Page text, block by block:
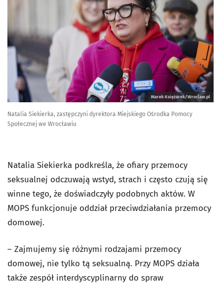
Marek Księżarek/Wroclaw.pl
Natalia Siekierka, zastępczyni dyrektora Miejskiego Ośrodka Pomocy
Społecznej we Wrocławiu
Natalia Siekierka podkreśla, że ofiary przemocy
seksualnej odczuwają wstyd, strach i często czują się
winne tego, że doświadczyły podobnych aktów. W
MOPS funkcjonuje oddział przeciwdziałania przemocy
domowej.
– Zajmujemy się różnymi rodzajami przemocy
domowej, nie tylko tą seksualną. Przy MOPS działa
także zespół interdyscyplinarny do spraw